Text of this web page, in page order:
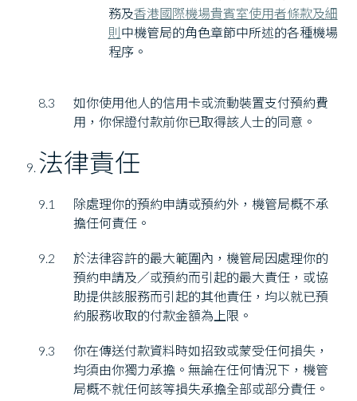
務及香港國際機場貴賓室使用者條款及細
則中機管局的角色章節中所述的各種機場
程序。
8.3
如你使用他人的信用卡或流動裝置支付預約費
用，你保證付款前你已取得該人士的同意。
法律責任
9.1
除處理你的預約申請或預約外，機管局概不承
擔任何責任。
9.2
於法律容許的最大範圍內，機管局因處理你的
預約申請及／或預約而引起的最大責任，或協
助提供該服務而引起的其他責任，均以就已預
約服務收取的付款金額為上限。
9.3
你在傳送付款資料時如招致或蒙受任何損失，
均須由你獨力承擔。無論在任何情況下，機管
局概不就任何該等損失承擔全部或部分責任。